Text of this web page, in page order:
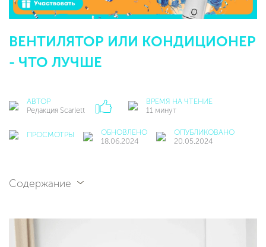
ВЕНТИЛЯТОР ИЛИ КОНДИЦИОНЕР
- ЧТО ЛУЧШЕ
АВТОР
Редакция Scarlett
ВРЕМЯ НА ЧТЕНИЕ
11 минут
ПРОСМОТРЫ
ОБНОВЛЕНО
18.06.2024
ОПУБЛИКОВАНО
20.05.2024
Содержание